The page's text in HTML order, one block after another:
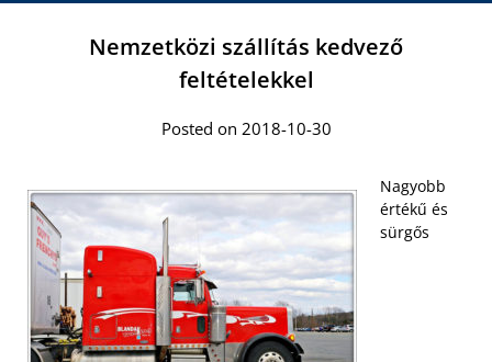
Nemzetközi szállítás kedvező
feltételekkel
Posted on 2018-10-30
Nagyobb
értékű és
sürgős